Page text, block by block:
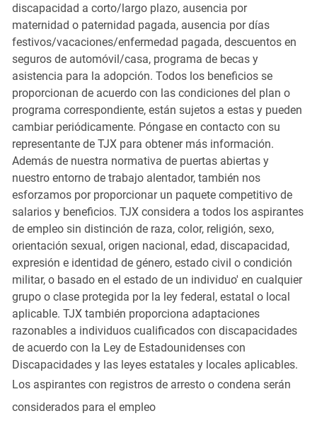
discapacidad a corto/largo plazo, ausencia por
maternidad o paternidad pagada, ausencia por días
festivos/vacaciones/enfermedad pagada, descuentos en
seguros de automóvil/casa, programa de becas y
asistencia para la adopción. Todos los beneficios se
proporcionan de acuerdo con las condiciones del plan o
programa correspondiente, están sujetos a estas y pueden
cambiar periódicamente. Póngase en contacto con su
representante de TJX para obtener más información.
Además de nuestra normativa de puertas abiertas y
nuestro entorno de trabajo alentador, también nos
esforzamos por proporcionar un paquete competitivo de
salarios y beneficios. TJX considera a todos los aspirantes
de empleo sin distinción de raza, color, religión, sexo,
orientación sexual, origen nacional, edad, discapacidad,
expresión e identidad de género, estado civil o condición
militar, o basado en el estado de un individuo' en cualquier
grupo o clase protegida por la ley federal, estatal o local
aplicable. TJX también proporciona adaptaciones
razonables a individuos cualificados con discapacidades
de acuerdo con la Ley de Estadounidenses con
Discapacidades y las leyes estatales y locales aplicables.
Los aspirantes con registros de arresto o condena serán
considerados para el empleo